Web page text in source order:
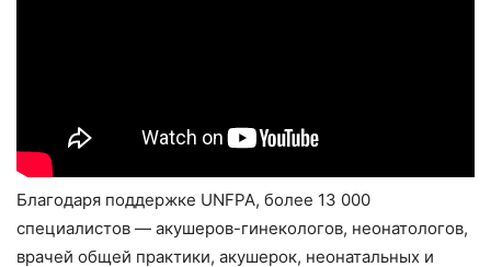
Благодаря поддержке UNFPA, более 13 000
специалистов — акушеров-гинекологов, неонатологов,
врачей общей практики, акушерок, неонатальных и